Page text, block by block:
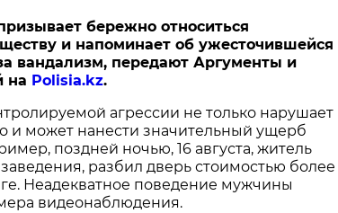
бережно относиться
и напоминает об ужесточившейся
вандализм, передают Аргументы и
на Polisia.kz.
агрессии не только нарушает
и может нанести значительный ущерб
поздней ночью, 16 августа, житель
разбил дверь стоимостью более
Неадекватное поведение мужчины
видеонаблюдения.